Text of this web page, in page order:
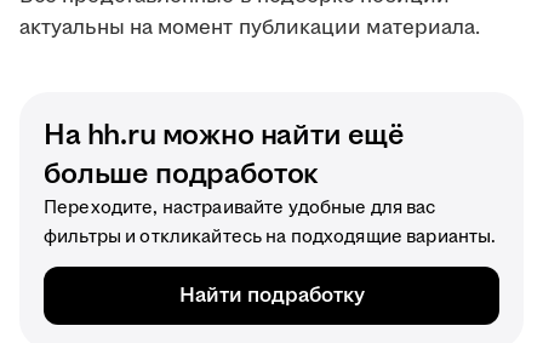
актуальны на момент публикации материала.
На hh.ru можно найти ещё
больше подработок
Переходите, настраивайте удобные для вас
фильтры и откликайтесь на подходящие варианты.
Найти подработку